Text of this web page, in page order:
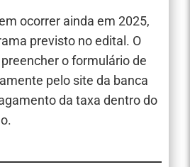
ocorrer ainda em 2025,
previsto no edital. O
o formulário de
pelo site da banca
da taxa dentro do